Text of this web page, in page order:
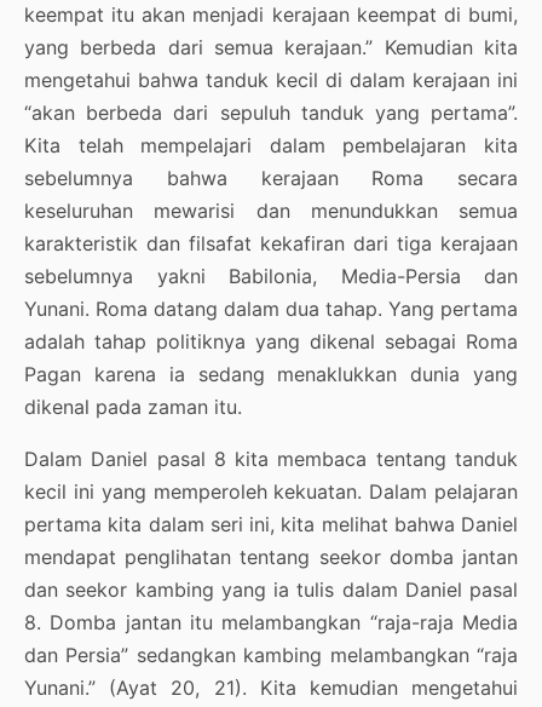
keempat itu akan menjadi kerajaan keempat di bumi,
yang berbeda dari semua kerajaan.” Kemudian kita
mengetahui bahwa tanduk kecil di dalam kerajaan ini
“akan berbeda dari sepuluh tanduk yang pertama”.
Kita telah mempelajari dalam pembelajaran kita
sebelumnya bahwa kerajaan Roma secara
keseluruhan mewarisi dan menundukkan semua
karakteristik dan filsafat kekafiran dari tiga kerajaan
sebelumnya yakni Babilonia, Media-Persia dan
Yunani. Roma datang dalam dua tahap. Yang pertama
adalah tahap politiknya yang dikenal sebagai Roma
Pagan karena ia sedang menaklukkan dunia yang
dikenal pada zaman itu.
Dalam Daniel pasal 8 kita membaca tentang tanduk
kecil ini yang memperoleh kekuatan. Dalam pelajaran
pertama kita dalam seri ini, kita melihat bahwa Daniel
mendapat penglihatan tentang seekor domba jantan
dan seekor kambing yang ia tulis dalam Daniel pasal
8. Domba jantan itu melambangkan “raja-raja Media
dan Persia” sedangkan kambing melambangkan “raja
Yunani.” (Ayat 20, 21). Kita kemudian mengetahui